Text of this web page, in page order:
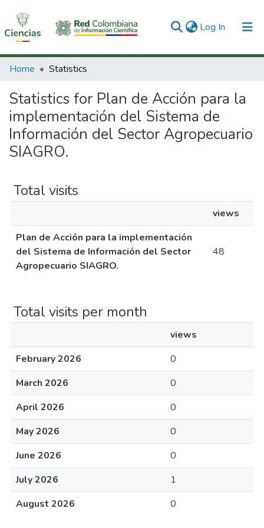
Log In (current)
Communities & Collections
All of DSpace
Home Statistics
Statistics for Plan de Acción para la
implementación del Sistema de
Información del Sector Agropecuario
SIAGRO.
Total visits
views
Plan de Acción para la implementación
del Sistema de Información del Sector
Agropecuario SIAGRO.
48
Total visits per month
views
February 2026
0
March 2026
0
April 2026
0
May 2026
0
June 2026
0
July 2026
1
August 2026
0